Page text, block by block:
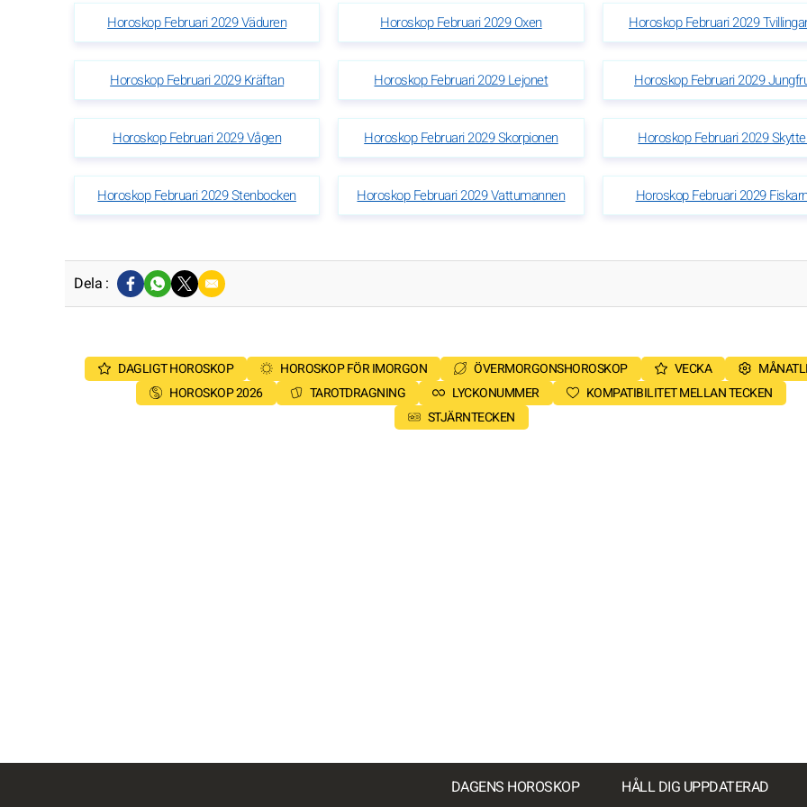
Horoskop Februari 2029 Väduren Horoskop Februari 2029 Oxen Horoskop Februari 2029
Horoskop Februari 2029 Kräftan Horoskop Februari 2029 Lejonet Horoskop Februari 2029
Horoskop Februari 2029 Vågen Horoskop Februari 2029 Skorpionen Horoskop Februari 2029
Horoskop Februari 2029 Stenbocken Horoskop Februari 2029 Vattumannen Horoskop Februari 2029
Dela :
DAGLIGT HOROSKOP HOROSKOP FÖR IMORGON ÖVERMORGONSHOROSKOP VECKA
HOROSKOP 2026
TAROTDRAGNING LYCKONUMMER
KOMPATIBILITET MELLAN TECKEN
STJÄRNTECKEN
DAGENS HOROSKOP
HÅLL DIG UPPDATERAD